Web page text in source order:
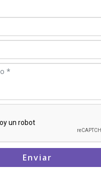
Enviar